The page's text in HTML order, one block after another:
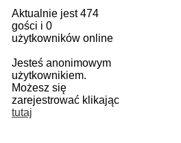
Aktualnie jest 474
gości i 0
użytkowników online
Jesteś anonimowym
użytkownikiem.
Możesz się
zarejestrować klikając
tutaj